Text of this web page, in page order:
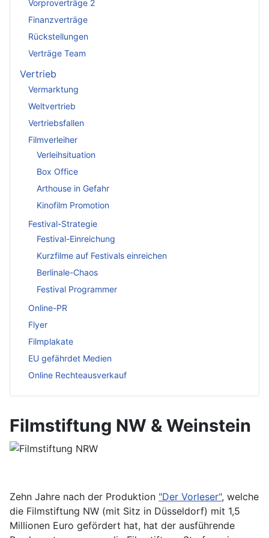
Vorproverträge 2
Finanzverträge
Rückstellungen
Verträge Team
Vertrieb
Vermarktung
Weltvertrieb
Vertriebsfallen
Filmverleiher
Verleihsituation
Box Office
Arthouse in Gefahr
Kinofilm Promotion
Festival-Strategie
Festival-Einreichung
Kurzfilme auf Festivals einreichen
Berlinale-Chaos
Festival Programmer
Online-PR
Flyer
Filmplakate
EU gefährdet Medien
Online Rechteausverkauf
Filmstiftung NW & Weinstein
Zehn Jahre nach der Produktion "Der Vorleser", welche
die Filmstiftung NW (mit Sitz in Düsseldorf) mit 1,5
Millionen Euro gefördert hat, hat der ausführende